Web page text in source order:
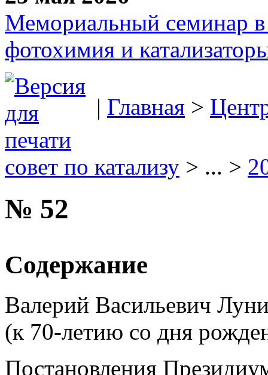
Мемориальный семинар в
фотохимия и
| Главная >
совет по катализу > ... >
№ 52
Содержание
Валерий Васильевич
(к 70-летию со дня
Постановления